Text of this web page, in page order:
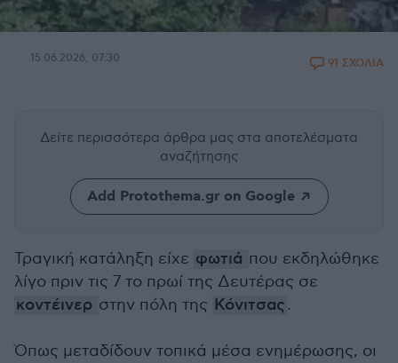
15.06.2026, 07:30 91 ΣΧΟΛΙΑ
Δείτε περισσότερα άρθρα μας στα αποτελέσματα
αναζήτησης
Add Protothema.gr on Google
Τραγική κατάληξη είχε φωτιά που εκδηλώθηκε
λίγο πριν τις 7 το πρωί της Δευτέρας σε
κοντέινερ στην πόλη της Κόνιτσας.
Όπως μεταδίδουν τοπικά μέσα ενημέρωσης, οι